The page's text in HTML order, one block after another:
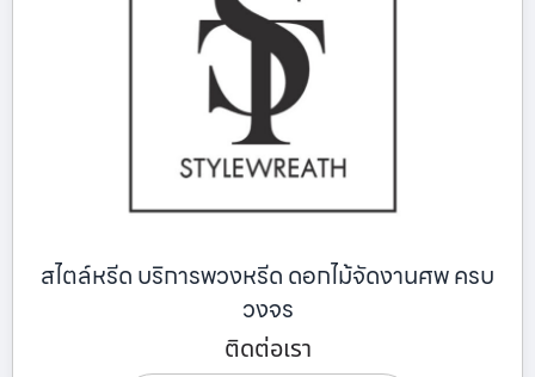
สไตล์หรีด บริการพวงหรีด ดอกไม้จัดงานศพ ครบ
วงจร
ติดต่อเรา